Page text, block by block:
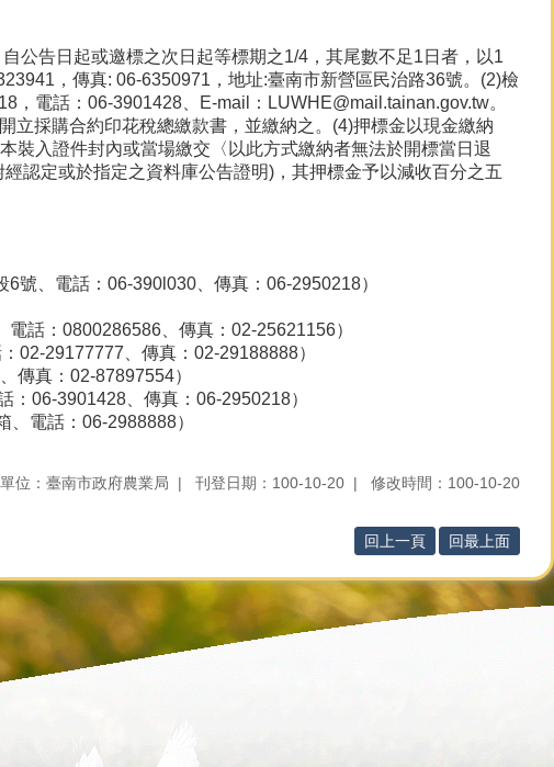
公告日起或邀標之次日起等標期之1/4，其尾數不足1日者，以1
，傳真: 06-6350971，地址:臺南市新營區民治路36號。(2)檢
電話：06-3901428、E-mail：LUWHE@mail.tainan.gov.tw。
立採購合約印花稅總繳款書，並繳納之。(4)押標金以現金繳納
裝入證件封內或當場繳交〈以此方式繳納者無法於開標當日退
認定或於指定之資料庫公告證明)，其押標金予以減收百分之五
號、電話：06-390l030、傳真：06-2950218）
話：0800286586、傳真：02-25621156）
02-29177777、傳真：02-29188888）
傳真：02-87897554）
：06-3901428、傳真：06-2950218）
電話：06-2988888）
位：臺南市政府農業局 刊登日期：100-10-20 修改時間：100-10-20
回上一頁 回最上面